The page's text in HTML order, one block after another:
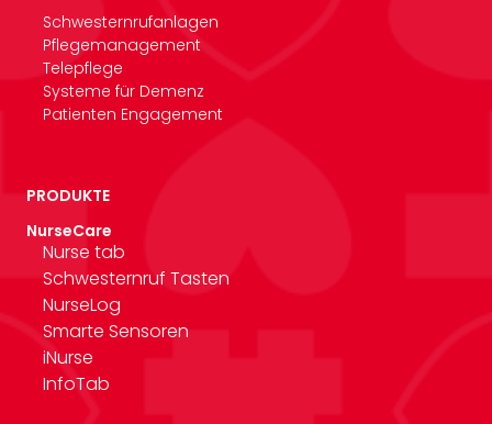
Schwesternrufanlagen
Pflegemanagement
Telepflege
Systeme für Demenz
Patienten Engagement
PRODUKTE
NurseCare
Nurse tab
Schwesternruf Tasten
NurseLog
Smarte Sensoren
iNurse
InfoTab